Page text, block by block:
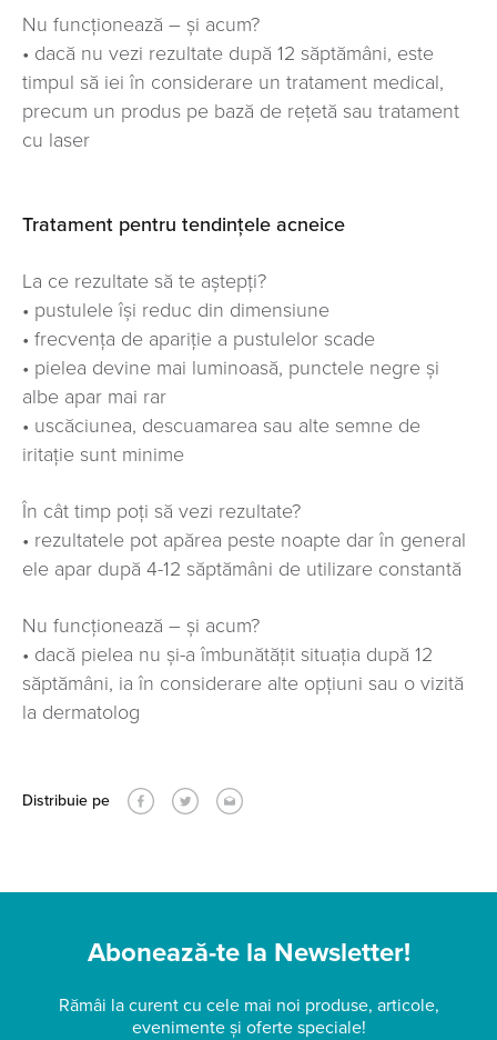
Nu funcționează – și acum?
• dacă nu vezi rezultate după 12 săptămâni, este
timpul să iei în considerare un tratament medical,
precum un produs pe bază de rețetă sau tratament
cu laser
Tratament pentru tendințele acneice
La ce rezultate să te aștepți?
• pustulele își reduc din dimensiune
• frecvența de apariție a pustulelor scade
• pielea devine mai luminoasă, punctele negre și
albe apar mai rar
• uscăciunea, descuamarea sau alte semne de
iritație sunt minime
În cât timp poți să vezi rezultate?
• rezultatele pot apărea peste noapte dar în general
ele apar după 4-12 săptămâni de utilizare constantă
Nu funcționează – și acum?
• dacă pielea nu și-a îmbunătățit situația după 12
săptămâni, ia în considerare alte opțiuni sau o vizită
la dermatolog
Distribuie pe
Abonează-te la Newsletter!
Rămâi la curent cu cele mai noi produse, articole,
evenimente și oferte speciale!